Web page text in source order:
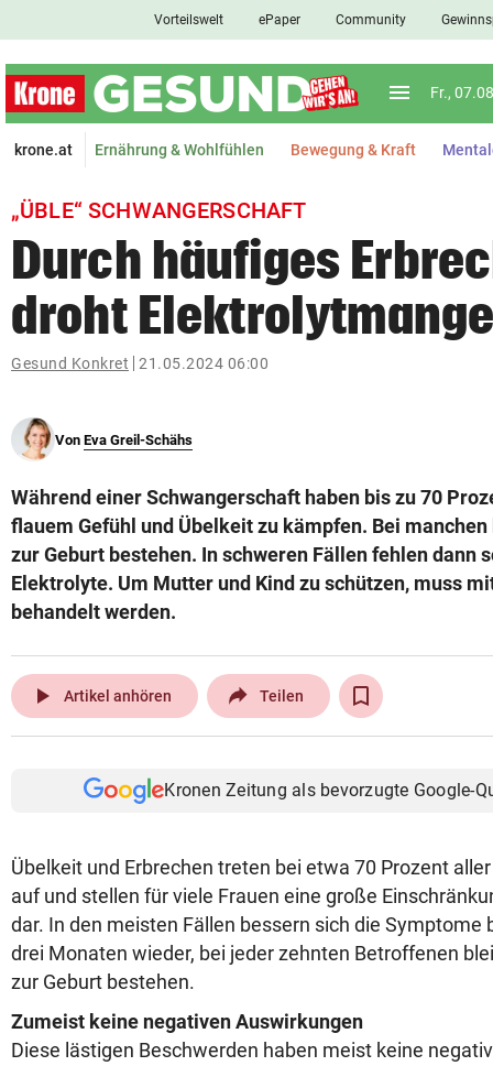
closeSchließen
Abonnieren
pin_drop
arrow_right
bookmark Merkliste
Suchbegriff
© Krone Multimedia GmbH & Co KG 2026
Muthgasse 2, 1190 Wien
Vorteilswelt ePaper Community
menu Menü
Fr.,
krone.at Ernährung & Wohlfühlen Bewegung & Kraft
„ÜBLE“ SCHWANGERSCHAFT
Durch häufiges
droht
Gesund Konkret 21.05.2024 06:00
Von Eva Greil-Schähs
Während einer Schwangerschaft haben bis zu 70
flauem Gefühl und Übelkeit zu kämpfen. Bei
zur Geburt bestehen. In schweren Fällen fehlen dann
Elektrolyte. Um Mutter und Kind zu schützen, muss
behandelt werden.
play_arrow Artikel anhören Teilen
Kronen Zeitung als bevorzugte Google-
Übelkeit und Erbrechen treten bei etwa 70 Prozent
auf und stellen für viele Frauen eine große
dar. In den meisten Fällen bessern sich die Symptome
drei Monaten wieder, bei jeder zehnten Betroffenen
zur Geburt bestehen.
Zumeist keine negativen Auswirkungen
Diese lästigen Beschwerden haben meist keine